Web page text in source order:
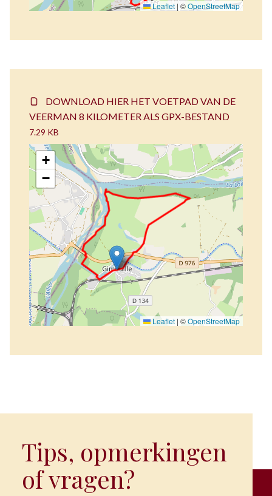
Leaflet | ©OpenStreetMap
DOWNLOAD HIER HET VOETPAD VAN DE
VEERMAN 8 KILOMETER ALS GPX-BESTAND
7.29 KB
+
−
Leaflet | ©OpenStreetMap
Tips, opmerkingen
of vragen?